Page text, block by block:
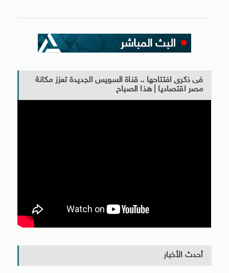
فى ذكرى افتتاحها .. قناة السويس الجديدة تعزز مكانة
مصر اقتصاديا | هذا الصباح
أحدث الأخبار